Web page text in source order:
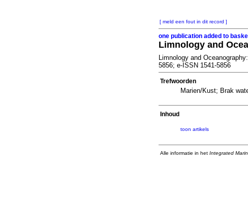
[ meld een fout in dit record ]
one publication added to
Limnology and
Limnology and
5856; e-ISSN 1541-5856
Trefwoorden
Marien/Kust; Brak
Inhoud
toon artikels
Alle informatie in het Integrated